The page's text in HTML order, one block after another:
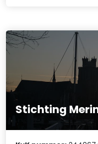
Stichting